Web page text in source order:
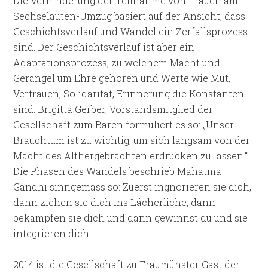
Sechseläuten-Umzug basiert auf der Ansicht, dass
Geschichtsverlauf und Wandel ein Zerfallsprozess
sind. Der Geschichtsverlauf ist aber ein
Adaptationsprozess, zu welchem Macht und
Gerangel um Ehre gehören und Werte wie Mut,
Vertrauen, Solidarität, Erinnerung die Konstanten
sind. Brigitta Gerber, Vorstandsmitglied der
Gesellschaft zum Bären formuliert es so: „Unser
Brauchtum ist zu wichtig, um sich langsam von der
Macht des Althergebrachten erdrücken zu lassen.“
Die Phasen des Wandels beschrieb Mahatma
Gandhi sinngemäss so: Zuerst ingnorieren sie dich,
dann ziehen sie dich ins Lächerliche, dann
bekämpfen sie dich und dann gewinnst du und sie
integrieren dich.
2014 ist die Gesellschaft zu Fraumünster Gast der